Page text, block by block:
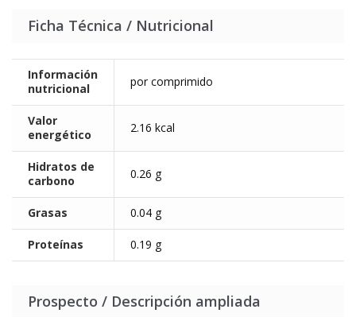
Ficha Técnica / Nutricional
Información
nutricional
por comprimido
Valor
energético
2.16 kcal
Hidratos de
carbono
0.26 g
Grasas 0.04 g
Proteínas 0.19 g
Prospecto / Descripción ampliada